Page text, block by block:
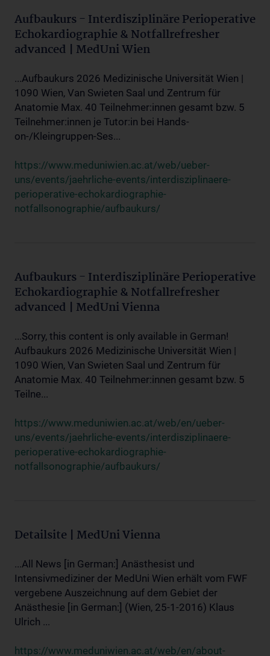
Aufbaukurs - Interdisziplinäre Perioperative
Echokardiographie & Notfallrefresher
advanced | MedUni Wien
...Aufbaukurs 2026 Medizinische Universität Wien |
1090 Wien, Van Swieten Saal und Zentrum für
Anatomie Max. 40 Teilnehmer:innen gesamt bzw. 5
Teilnehmer:innen je Tutor:in bei Hands-
on-/Kleingruppen-Ses...
https://www.meduniwien.ac.at/web/ueber-
uns/events/jaehrliche-events/interdisziplinaere-
perioperative-echokardiographie-
notfallsonographie/aufbaukurs/
Aufbaukurs - Interdisziplinäre Perioperative
Echokardiographie & Notfallrefresher
advanced | MedUni Vienna
...Sorry, this content is only available in German!
Aufbaukurs 2026 Medizinische Universität Wien |
1090 Wien, Van Swieten Saal und Zentrum für
Anatomie Max. 40 Teilnehmer:innen gesamt bzw. 5
Teilne...
https://www.meduniwien.ac.at/web/en/ueber-
uns/events/jaehrliche-events/interdisziplinaere-
perioperative-echokardiographie-
notfallsonographie/aufbaukurs/
Detailsite | MedUni Vienna
...All News [in German:] Anästhesist und
Intensivmediziner der MedUni Wien erhält vom FWF
vergebene Auszeichnung auf dem Gebiet der
Anästhesie [in German:] (Wien, 25-1-2016) Klaus
Ulrich ...
https://www.meduniwien.ac.at/web/en/about-